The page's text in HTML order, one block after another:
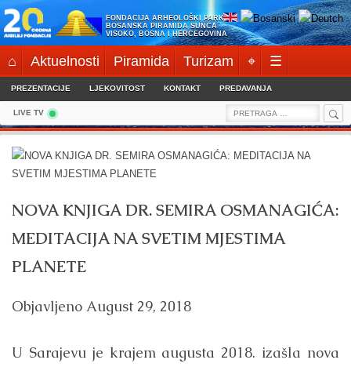
Skip
to
content
FONDACIJA ARHEOLOŠKI PARK:
BOSANSKA PIRAMIDA SUNCA
VISOKO, BOSNA I HERCEGOVINA
⌂ Aktuelnosti Piramida Turizam ⌖ ☰
PREZENTACIJE LJEKOVITOST KONTAKT PREDAVANJA
LIVE TV
Search
for:
NOVA KNJIGA DR. SEMIRA OSMANAGIĆA:
MEDITACIJA NA SVETIM MJESTIMA
PLANETE
Objavljeno August 29, 2018
U Sarajevu je krajem augusta 2018. izašla nova